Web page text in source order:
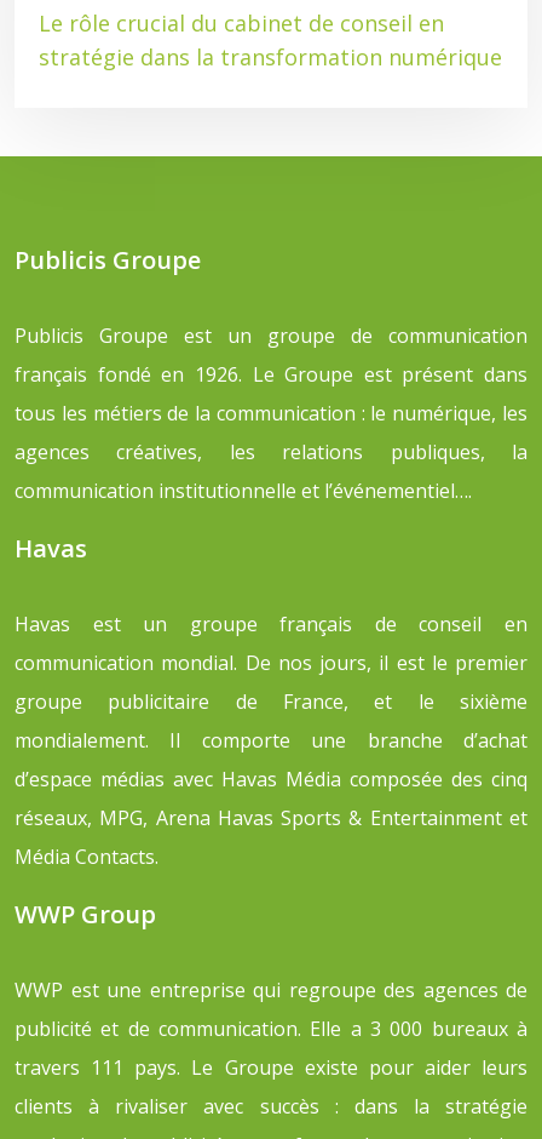
Le rôle crucial du cabinet de conseil en
stratégie dans la transformation numérique
Publicis Groupe
Publicis Groupe est un groupe de communication
français fondé en 1926. Le Groupe est présent dans
tous les métiers de la communication : le numérique, les
agences créatives, les relations publiques, la
communication institutionnelle et l’événementiel….
Havas
Havas est un groupe français de conseil en
communication mondial. De nos jours, il est le premier
groupe publicitaire de France, et le sixième
mondialement. Il comporte une branche d’achat
d’espace médias avec Havas Média composée des cinq
réseaux, MPG, Arena Havas Sports & Entertainment et
Média Contacts.
WWP Group
WWP est une entreprise qui regroupe des agences de
publicité et de communication. Elle a 3 000 bureaux à
travers 111 pays. Le Groupe existe pour aider leurs
clients à rivaliser avec succès : dans la stratégie